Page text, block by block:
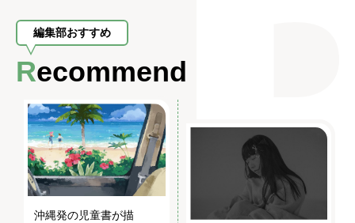
編集部おすすめ
Recommend
沖縄発の児童書が描